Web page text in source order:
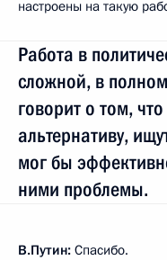
настроены на такую
Работа в
сложной, в
говорит о том,
альтернативу,
мог бы
ними проблемы.
В.Путин: Спасибо.